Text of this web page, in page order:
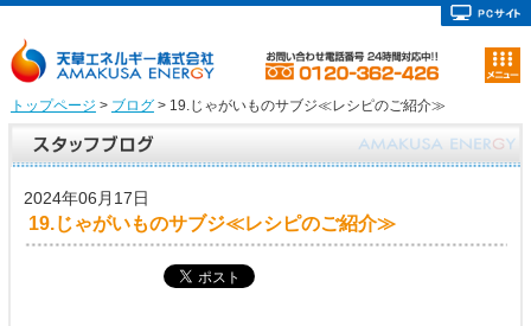
トップページ > ブログ> 19.じゃがいものサブジ≪レシピのご紹介≫
2024年06月17日
19.じゃがいものサブジ≪レシピのご紹介≫